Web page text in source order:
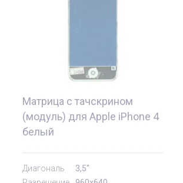
Матрица с тачскрином
(модуль) для Apple iPhone 4
белый
Диагональ
3,5"